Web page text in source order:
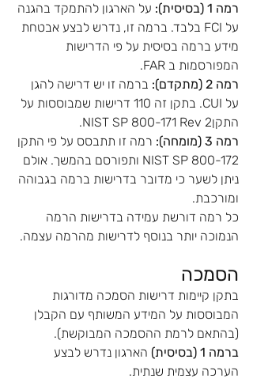
רמה 1 (בסיסית):
על הארגון להתמקד בהגנה
על FCI בלבד. ברמה זו, נדרש לבצע אבטחת
מידע ברמה בסיסית על פי הדרישות
המפורסמות ב FAR.
רמה 2 (מתקדם):
ברמה זו יש דרישה להגן
על CUI. בתקן זה 110 דרישות שמבוססות על
התקןNIST SP 800-171 Rev 2.
רמה 3 (מומחה):
רמה זו תתבסס על פי התקן
NIST SP 800-172 ותפורסם בהמשך. אולם
ניתן לשער כי מדובר בדרישות ברמה בגבוהה
ומורכבת.
כל רמה דורשת עמידה בדרישות הרמה
הנמוכה יותר בנוסף לדרישות מהרמה עצמה.
הסמכה
בתקן קיימות דרישות הסמכה מדורגות
המבוססות על המידע המשותף עם הקבלן
(בהתאם לרמת ההסמכה המבוקשת).
ברמה 1 (בסיסית)
הארגון נדרש לבצע
הערכה עצמית שנתית.